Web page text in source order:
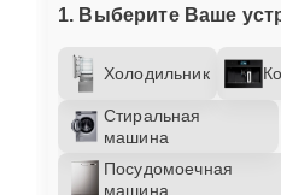
1. Выберите Ваше
Холодильник
Стиральная
машина
Посудомоечная
машина